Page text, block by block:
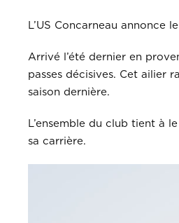
L’US Concarneau
Arrivé l’été dernier en
passes décisives. Cet ailier
saison dernière.
L’ensemble du club tient à
sa carrière.